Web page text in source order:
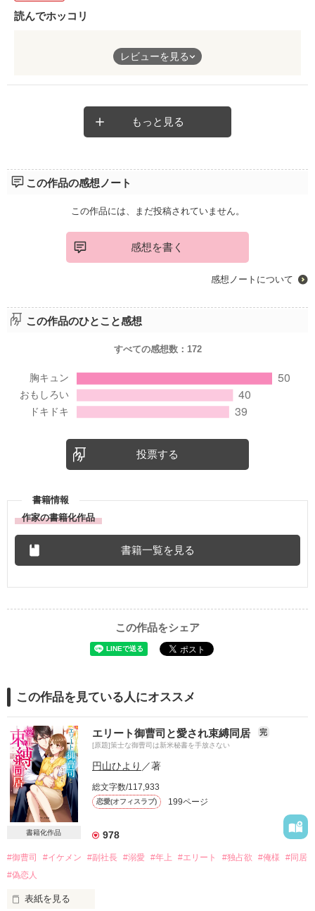
読んでホッコリ
一途に愛してくれるヒーローで読んでてホッコリします。お奨め
レビューを見る
もっと見る
この作品の感想ノート
この作品には、まだ投稿されていません。
感想を書く
感想ノートについて
この作品のひとこと感想
すべての感想数： 172
投票する
書籍情報
作家の書籍化作品
書籍一覧を見る
この作品をシェア
この作品を見ている人にオススメ
書籍化作品
エリート御曹司と愛され束縛同居 完
[原題]策士な御曹司は新米秘書を手放さない
円山ひより ／著
総文字数/117,933
恋愛(オフィスラブ) 199ページ
978
#御曹司 #イケメン #副社長 #溺愛 #年上 #エリート #独占欲 #俺様
#同居
#偽恋人
表紙を見る